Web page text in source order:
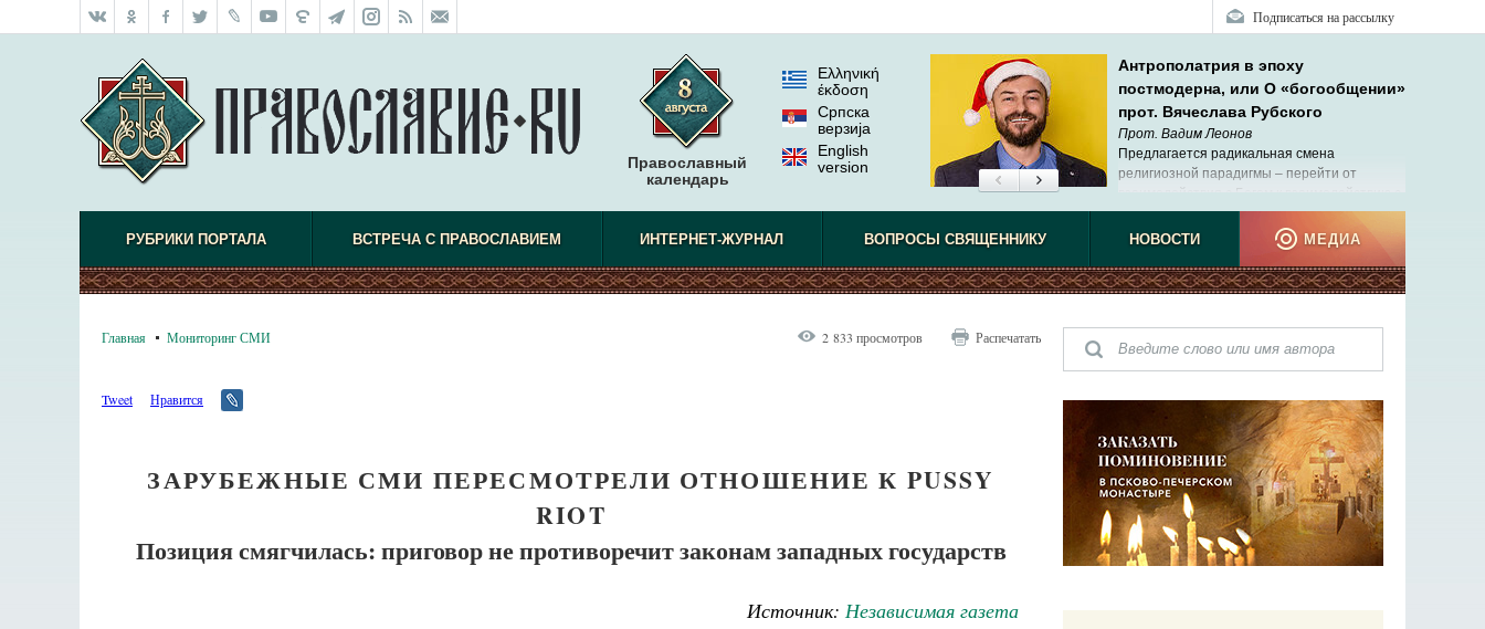
Подписаться на рассылку
Православный
календарь
Ελληνική
έκδοση
Српска
верзиjа
English
version
Антрополатрия в эпоху
постмодерна, или О «богообщении»
прот. Вячеслава Рубского
Прот. Вадим Леонов
Предлагается радикальная смена
религиозной парадигмы – перейти от
людьми и самим собой.
РУБРИКИ ПОРТАЛА ВСТРЕЧА С ПРАВОСЛАВИЕМ ИНТЕРНЕТ-ЖУРНАЛ ВОПРОСЫ СВЯЩЕННИКУ НОВОСТИ МЕДИА
Главная Мониторинг СМИ 2 833 просмотров Распечатать
Tweet Нравится
ЗАРУБЕЖНЫЕ СМИ ПЕРЕСМОТРЕЛИ ОТНОШЕНИЕ К PUSSY
RIOT
Позиция смягчилась: приговор не противоречит законам западных государств
Источник: Независимая газета